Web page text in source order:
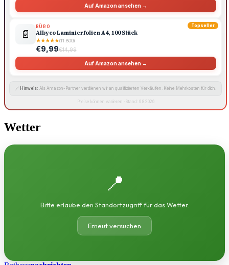
Auf Amazon ansehen →
Topseller
📄
BÜRO
Albyco Laminierfolien A4, 100 Stück
★★★★★(11.800)
€9,99€14,99
Auf Amazon ansehen →
🔗 Hinweis: Als Amazon-Partner verdienen wir an qualifizierten Verkäufen. Keine Mehrkosten für dich.
Preise können variieren · Stand: 6.8.2026
Wetter
📍
Bitte erlaube den Standortzugriff für das Wetter.
Erneut versuchen